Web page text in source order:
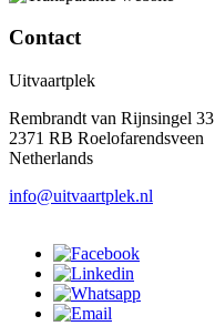
Contact
Uitvaartplek
Rembrandt van Rijnsingel 33
2371 RB Roelofarendsveen
Netherlands
info@uitvaartplek.nl